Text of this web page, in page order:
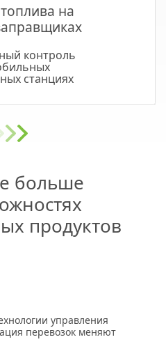
на
контроль
станциях
больше
продуктов
управления
перевозок меняют